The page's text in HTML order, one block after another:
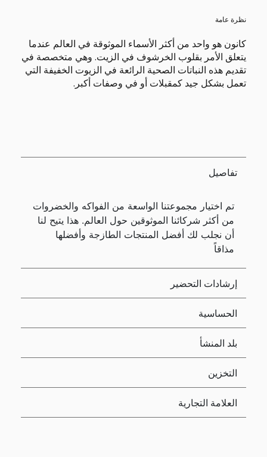
نظرة عامة
كانون هو واحد من أكثر الأسماء الموثوقة في العالم عندما
يتعلق الأمر بقلوب الخرشوف في الزيت. وهي متخصصة في
تقديم هذه النباتات الصحية الرائعة في الزيوت الخفيفة التي
تعمل بشكل جيد كمقبلات أو في وصفات أكبر.
تفاصيل
تم اختيار مجموعتنا الواسعة من الفواكه والخضروات
من أكثر شركائنا الموثوقين حول العالم. هذا يتيح لنا
أن نجلب لك أفضل المنتجات الطازجة وأفضلها
مذاقاً
إرشادات التحضير
الحساسية
بلد المنشأ
التخزين
العلامة التجارية